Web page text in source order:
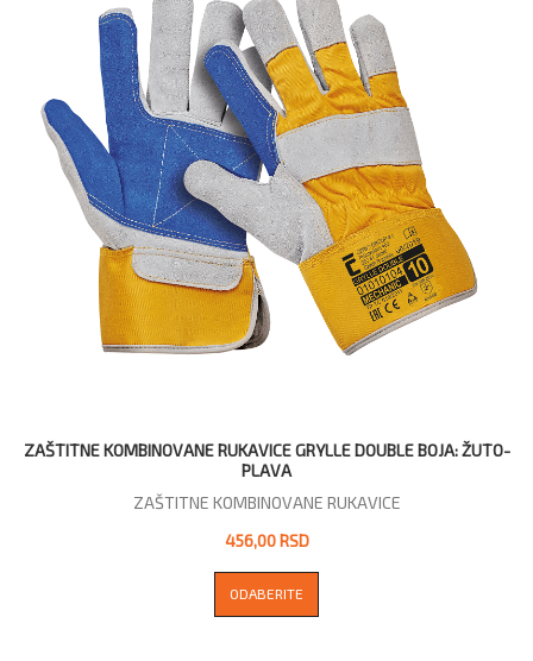
ZAŠTITNE KOMBINOVANE RUKAVICE GRYLLE DOUBLE BOJA: ŽUTO-
PLAVA
ZAŠTITNE KOMBINOVANE RUKAVICE
456,00 RSD
ODABERITE